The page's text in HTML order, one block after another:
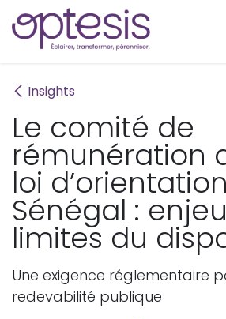
Se rendre au contenu
Insights
Le comité de
rémunération
loi
Sénégal :
limites du
Une exigence réglementaire
redevabilité publique